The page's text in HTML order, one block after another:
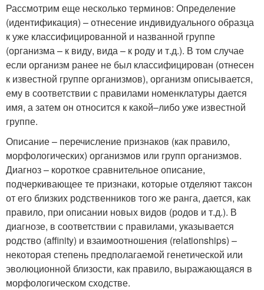
Рассмотрим еще несколько терминов: Определение
(идентификация) – отнесение индивидуального образца
к уже классифицированной и названной группе
(организма – к виду, вида – к роду и т.д.). В том случае
если организм ранее не был классифицирован (отнесен
к известной группе организмов), организм описывается,
ему в соответствии с правилами номенклатуры дается
имя, а затем он относится к какой–либо уже известной
группе.
Описание – перечисление признаков (как правило,
морфологических) организмов или групп организмов.
Диагноз – короткое сравнительное описание,
подчеркивающее те признаки, которые отделяют таксон
от его близких родственников того же ранга, дается, как
правило, при описании новых видов (родов и т.д.). В
диагнозе, в соответствии с правилами, указывается
родство (affinity) и взаимоотношения (relationships) –
некоторая степень предполагаемой генетической или
эволюционной близости, как правило, выражающаяся в
морфологическом сходстве.